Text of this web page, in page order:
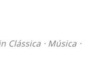
Clássica ⋅ Música ⋅